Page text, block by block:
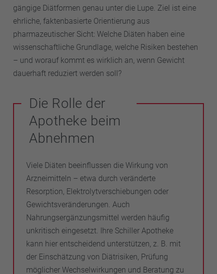
gängige Diätformen genau unter die Lupe. Ziel ist eine
ehrliche, faktenbasierte Orientierung aus
pharmazeutischer Sicht: Welche Diäten haben eine
wissenschaftliche Grundlage, welche Risiken bestehen
– und worauf kommt es wirklich an, wenn Gewicht
dauerhaft reduziert werden soll?
Die Rolle der
Apotheke beim
Abnehmen
Viele Diäten beeinflussen die Wirkung von
Arzneimitteln – etwa durch veränderte
Resorption, Elektrolytverschiebungen oder
Gewichtsveränderungen. Auch
Nahrungsergänzungsmittel werden häufig
unkritisch eingesetzt. Ihre Schiller Apotheke
kann hier entscheidend unterstützen, z. B. mit
der Einschätzung von Diätrisiken, Prüfung
möglicher Wechselwirkungen und Beratung zu